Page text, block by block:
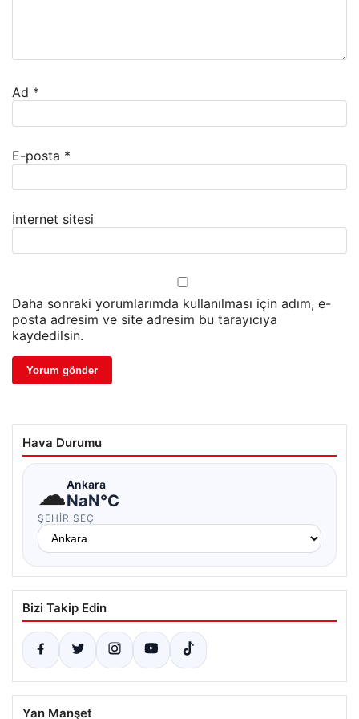
Ad *
E-posta *
İnternet sitesi
Daha sonraki yorumlarımda kullanılması için adım, e-
posta adresim ve site adresim bu tarayıcıya
kaydedilsin.
Hava Durumu
☁Ankara
NaN°C
ŞEHIR SEÇ
Bizi Takip Edin
Yan Manşet